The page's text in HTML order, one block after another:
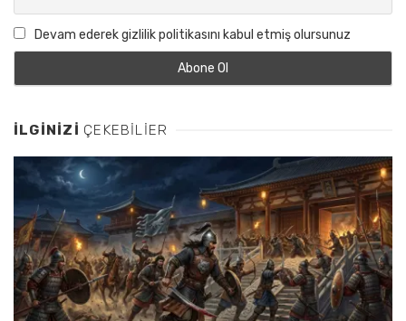
Devam ederek gizlilik politikasını kabul etmiş olursunuz
İLGINIZI ÇEKEBILIER